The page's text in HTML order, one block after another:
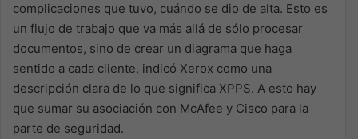
complicaciones que tuvo, cuándo se dio de alta. Esto es
un flujo de trabajo que va más allá de sólo procesar
documentos, sino de crear un diagrama que haga
sentido a cada cliente, indicó Xerox como una
descripción clara de lo que significa XPPS. A esto hay
que sumar su asociación con McAfee y Cisco para la
parte de seguridad.